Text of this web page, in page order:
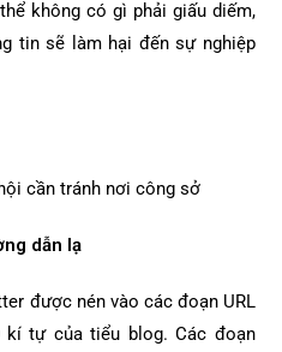
không có gì phải giấu diếm,
tin sẽ làm hại đến sự nghiệp
dẫn lạ
được nén vào các đoạn URL
kí tự của tiểu blog. Các đoạn